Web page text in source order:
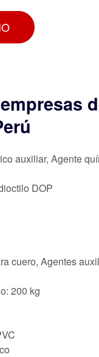
auxiliar, Agente
DOP
cuero, Agentes
200 kg